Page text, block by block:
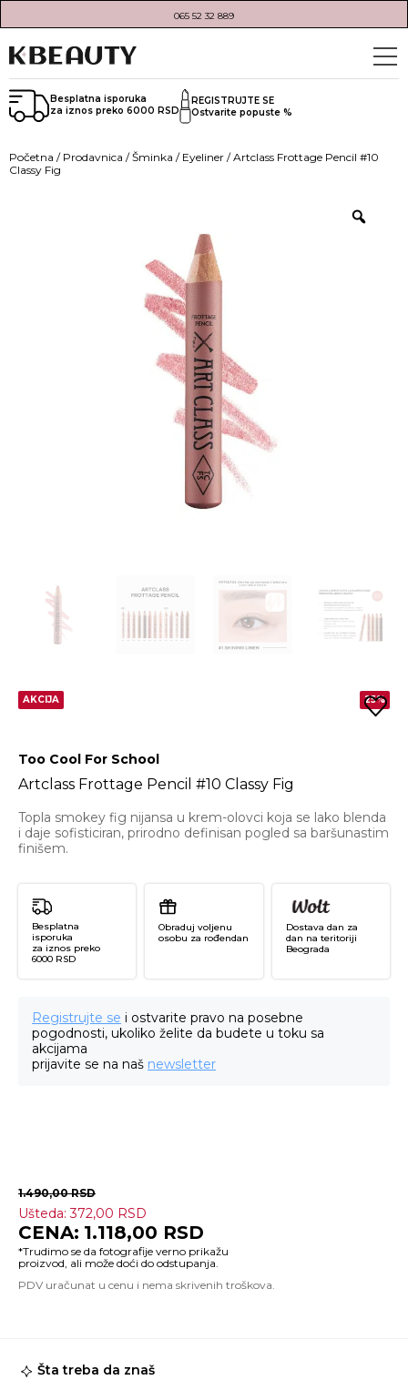
065 52 32 889
Besplatna isporuka
za iznos preko 6000 RSD
REGISTRUJTE SE
Ostvarite popuste %
Početna / Prodavnica /Šminka / Eyeliner / Artclass Frottage Pencil #10
Classy Fig
AKCIJA 25%
Too Cool For School
Artclass Frottage Pencil #10 Classy Fig
Topla smokey fig nijansa u krem-olovci koja se lako blenda
i daje sofisticiran, prirodno definisan pogled sa baršunastim
finišem.
Besplatna
isporuka
za iznos preko
6000 RSD
Obraduj voljenu
osobu za rođendan
Dostava dan za
dan na teritoriji
Beograda
Registrujte se i ostvarite pravo na posebne
pogodnosti, ukoliko želite da budete u toku sa
akcijama
prijavite se na naš newsletter
1.490,00RSD
Ušteda:372,00 RSD
1.118,00 RSD
Šta treba da znaš